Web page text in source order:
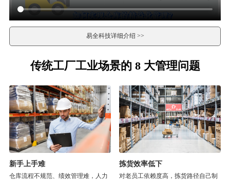
易全科技详细介绍 >>
传统工厂工业场景的 8 大管理问题
新手上手难
仓库流程不规范、绩效管理难，人力
拣货效率低下
对老员工依赖度高，拣货路径自己制